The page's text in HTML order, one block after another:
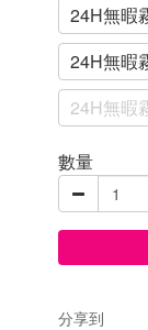
24H無暇
24H無暇
24H無暇
數量
分享到